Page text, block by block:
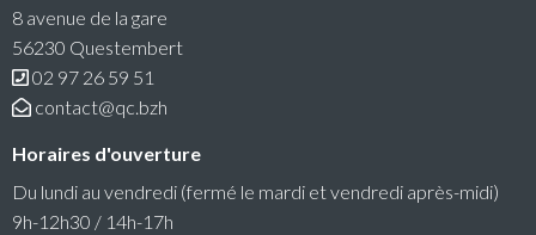
tiendra le lundi 6 juillet 2026 à 18h30 au siège de
Questembert Communauté
Lire la suite
8 avenue de la gare
56230 Questembert
02 97 26 59 51
contact@qc.bzh
Horaires d'ouverture
Du lundi au vendredi (fermé le mardi et vendredi après-midi)
9h-12h30 / 14h-17h